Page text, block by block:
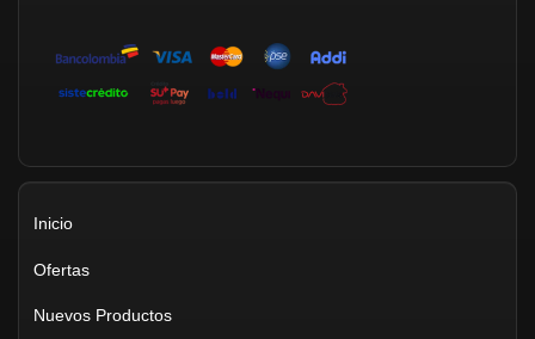
Inicio
Ofertas
Nuevos Productos